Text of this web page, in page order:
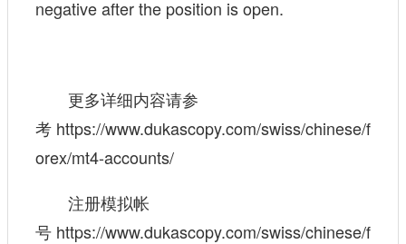
negative after the position is open.
更多详细内容请参
考 https://www.dukascopy.com/swiss/chinese/f
orex/mt4-accounts/
注册模拟帐
号 https://www.dukascopy.com/swiss/chinese/f